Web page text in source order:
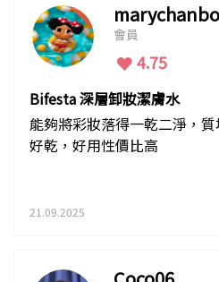
會員
4.75
Bifesta 深層卸妝潔膚水
能夠將彩妝落得一乾二淨，
好乾，好用性價比高
21.09.2025